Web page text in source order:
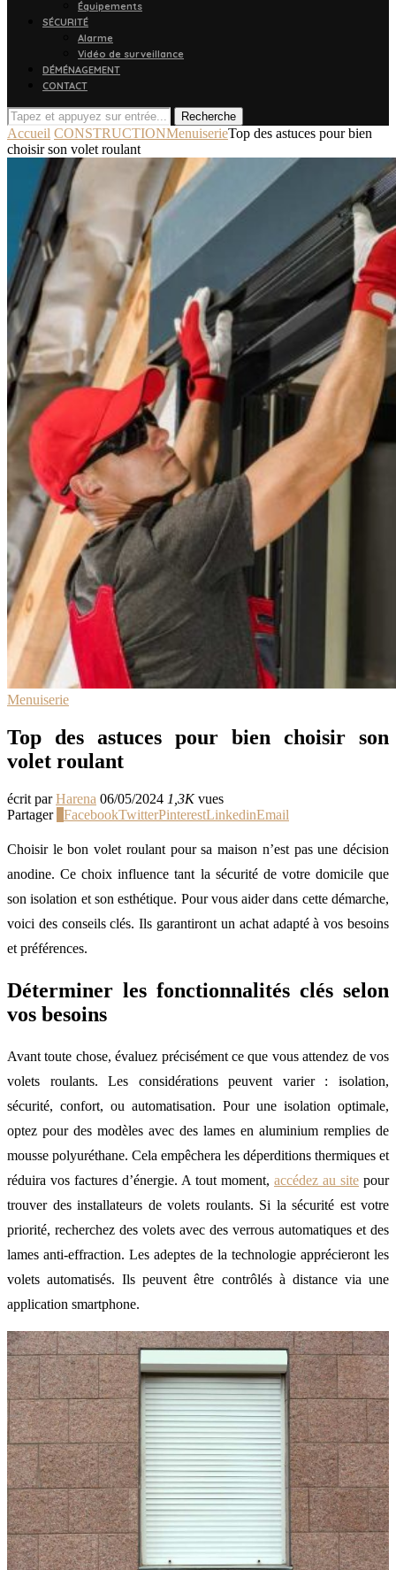
Équipements
SÉCURITÉ
Alarme
Vidéo de surveillance
DÉMÉNAGEMENT
CONTACT
Recherche
Accueil CONSTRUCTIONMenuiserieTop des astuces pour bien
choisir son volet roulant
Menuiserie
Top des astuces pour bien choisir son
volet roulant
écrit parHarena 06/05/2024 1,3Kvues
Partager
FacebookTwitterPinterestLinkedinEmail
Choisir le bon volet roulant pour sa maison n’est pas une décision
anodine. Ce choix influence tant la sécurité de votre domicile que
son isolation et son esthétique. Pour vous aider dans cette démarche,
voici des conseils clés. Ils garantiront un achat adapté à vos besoins
et préférences.
Déterminer les fonctionnalités clés selon
vos besoins
Avant toute chose, évaluez précisément ce que vous attendez de vos
volets roulants. Les considérations peuvent varier : isolation,
sécurité, confort, ou automatisation. Pour une isolation optimale,
optez pour des modèles avec des lames en aluminium remplies de
mousse polyuréthane. Cela empêchera les déperditions thermiques et
réduira vos factures d’énergie. A tout moment, accédez au site pour
trouver des installateurs de volets roulants. Si la sécurité est votre
priorité, recherchez des volets avec des verrous automatiques et des
lames anti-effraction. Les adeptes de la technologie apprécieront les
volets automatisés. Ils peuvent être contrôlés à distance via une
application smartphone.